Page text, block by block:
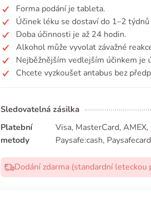
Forma podání je tableta.
Účinek léku se dostaví do 1–2 týdnů
Doba účinnosti je až 24 hodin.
Alkohol může vyvolat závažné
Nejběžnějším vedlejším účinkem je
Chcete vyzkoušet antabus bez
Sledovatelná zásilka
Platební
metody
Visa, MasterCard,
Paysafe:cash,
Dodání zdarma (standardní